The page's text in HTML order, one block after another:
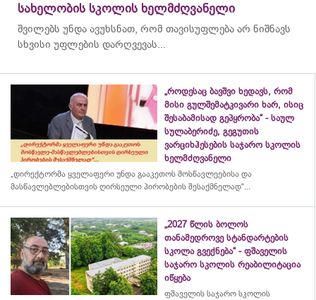
სახელობის სკოლის ხელმძღვანელი
შვილებს უნდა ავუხსნათ, რომ თავისუფლება არ ნიშნავს
სხვისი უფლების დარღვევას...
„როდესაც ბავშვი ხედავს, რომ
მისი გულშემატკივარი ხარ, ისიც
შესაბამისად გეპყრობა“ - საულ
სულაბერიძე, გეგუთის
ვარციხჰესების საჯარო სკოლის
ხელმძღვანელი
„დირექტორმა ყველაფერი უნდა გააკეთოს მოსწავლეებისა და
მასწავლებლებისთვის ღირსეული პირობების შესაქმნელად“...
„2027 წლის ბოლოს
თანამედროვე სტანდარტების
სკოლა გვექნება“ - ფშაველის
საჯარო სკოლის რეაბილიტაცია
იწყება
ფშაველის საჯარო სკოლის